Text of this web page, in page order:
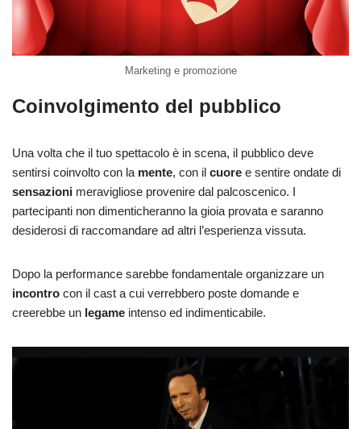
Marketing e promozione
Coinvolgimento del pubblico
Una volta che il tuo spettacolo è in scena, il pubblico deve
sentirsi coinvolto con la mente, con il cuore e sentire ondate di
sensazioni meravigliose provenire dal palcoscenico. I
partecipanti non dimenticheranno la gioia provata e saranno
desiderosi di raccomandare ad altri l’esperienza vissuta.
Dopo la performance sarebbe fondamentale organizzare un
incontro con il cast a cui verrebbero poste domande e
creerebbe un legame intenso ed indimenticabile.